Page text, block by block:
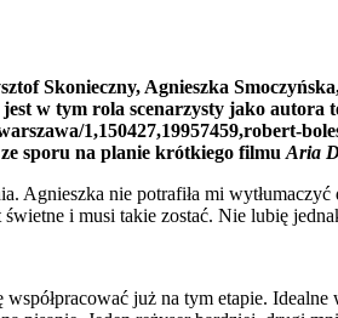
Skonieczny, Agnieszka
w tym rola scenarzysty jako
1,150427,19957459,robert-
sporu na planie krótkiego filmuAria
nie potrafiła mi
i musi takie zostać. Nie lubię
już na tym etapie.